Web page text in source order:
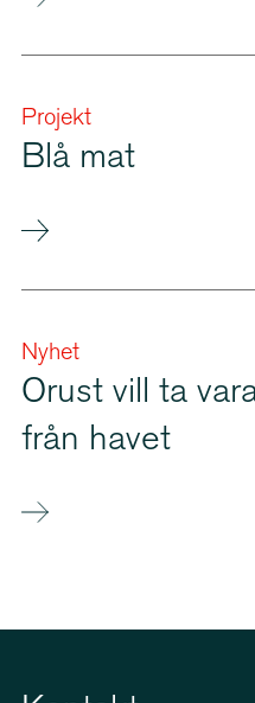
Projekt
Blå mat
Nyhet
Orust vill ta
från havet